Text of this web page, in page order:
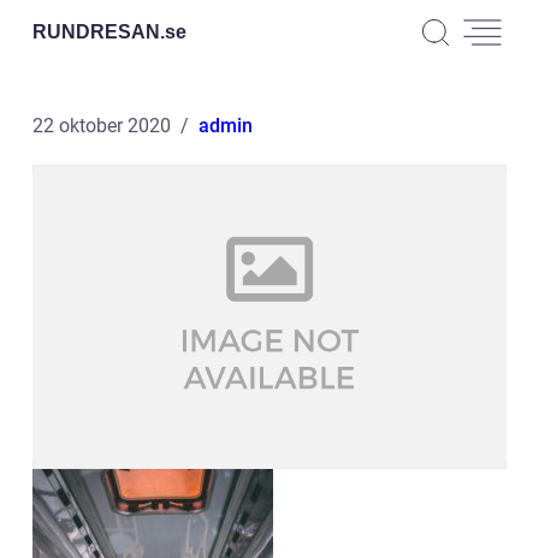
RUNDRESAN.se
22 oktober 2020 admin